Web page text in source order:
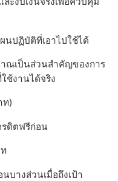
นปฏิบัติที่เอาไปใช้ได้
าณเป็นส่วนสำคัญของการ
ช้งานได้จริง
ท)
รดิตฟรีก่อน
บางส่วนเมื่อถึงเป้า